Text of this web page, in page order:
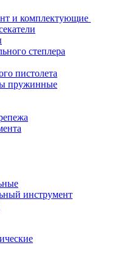
и комплектующие
степлера
пистолета
пружинные
инструмент